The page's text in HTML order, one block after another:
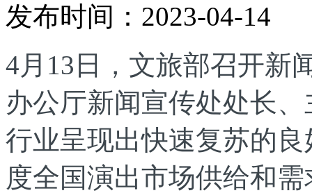
发布时间：2023-04-14
4月13日，文旅部召开新
办公厅新闻宣传处处长
行业呈现出快速复苏的
度全国演出市场供给和